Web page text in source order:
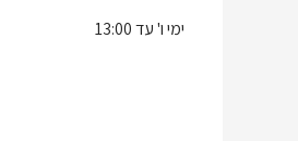
ימי ו' עד 13:00